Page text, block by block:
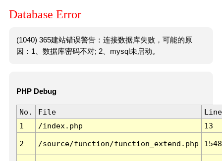
Database Error
(1040) 365建站错误警告：连接数据库失败，可能的原
因：1、数据库密码不对; 2、mysql未启动。
PHP Debug
No. File
Line
1
/index.php 13
2 /source/function/function_extend.php 1548